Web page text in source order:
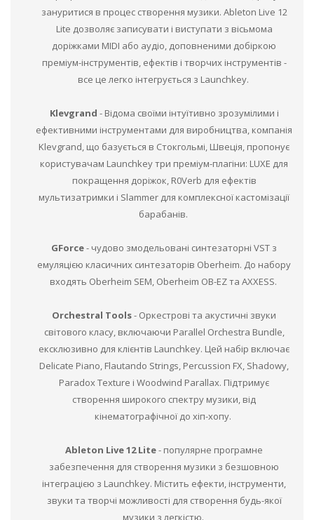
зануритися в процес створення музики. Ableton Live 12
Lite дозволяє записувати і виступати з вісьмома
доріжками MIDI або аудіо, доповненими добіркою
преміум-інструментів, ефектів і творчих інструментів -
все це легко інтегрується з Launchkey.
Klevgrand - Відома своїми інтуїтивно зрозумілими і
ефективними інструментами для виробництва, компанія
Klevgrand, що базується в Стокгольмі, Швеція, пропонує
користувачам Launchkey три преміум-плагіни: LUXE для
покращення доріжок, R0Verb для ефектів
мультизатримки і Slammer для комплексної кастомізації
барабанів.
GForce- чудово змодельовані синтезаторні VST з
емуляцією класичних синтезаторів Oberheim. До набору
входять Oberheim SEM, Oberheim OB-EZ та AXXESS.
Orchestral Tools- Оркестрові та акустичні звуки
світового класу, включаючи Parallel Orchestra Bundle,
ексклюзивно для клієнтів Launchkey. Цей набір включає
Delicate Piano, Flautando Strings, Percussion FX, Shadowy,
Paradox Texture і Woodwind Parallax. Підтримує
створення широкого спектру музики, від
кінематографічної до хіп-хопу.
Ableton Live 12 Lite- популярне програмне
забезпечення для створення музики з безшовною
інтеграцією з Launchkey. Містить ефекти, інструменти,
звуки та творчі можливості для створення будь-якої
музики з легкістю.